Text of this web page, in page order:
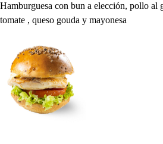
Hamburguesa con bun a elección, pollo al
tomate , queso gouda y mayonesa